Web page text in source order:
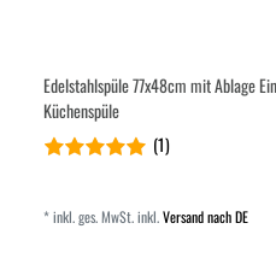
Edelstahlspüle 77x48cm mit Ablage
Küchenspüle
(1)
*inkl. ges. MwSt.inkl.Versand nach DE